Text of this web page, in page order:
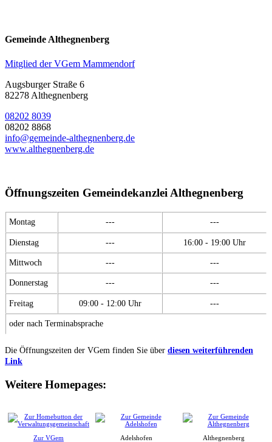
Gemeinde Althegnenberg
Mitglied der VGem Mammendorf
Augsburger Straße 6
82278 Althegnenberg
08202 8039
08202 8868
info@gemeinde-althegnenberg.de
www.althegnenberg.de
Öffnungszeiten Gemeindekanzlei Althegnenberg
Montag --- ---
Dienstag --- 16:00 - 19:00 Uhr
Mittwoch --- ---
Donnerstag --- ---
Freitag 09:00 - 12:00 Uhr ---
oder nach Terminabsprache
Die Öffnungszeiten der VGem finden Sie über diesen weiterführenden
Link
Weitere Homepages:
Zur VGem Adelshofen Althegnenberg